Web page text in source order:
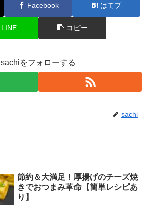
Facebook はてブ
LINE コピー
sachiをフォローする
sachi
節約＆大満足！厚揚げのチーズ焼
きでおつまみ革命【簡単レシピあ
り】